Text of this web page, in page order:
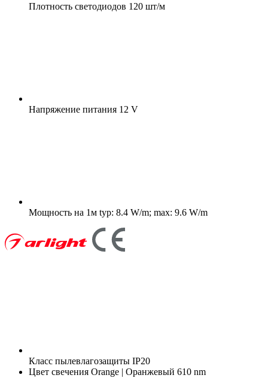
Плотность светодиодов 120 шт/м
Напряжение питания 12 V
Мощность на 1м typ: 8.4 W/m; max: 9.6 W/m
Класс пылевлагозащиты IP20
Цвет свечения Orange | Оранжевый 610 nm